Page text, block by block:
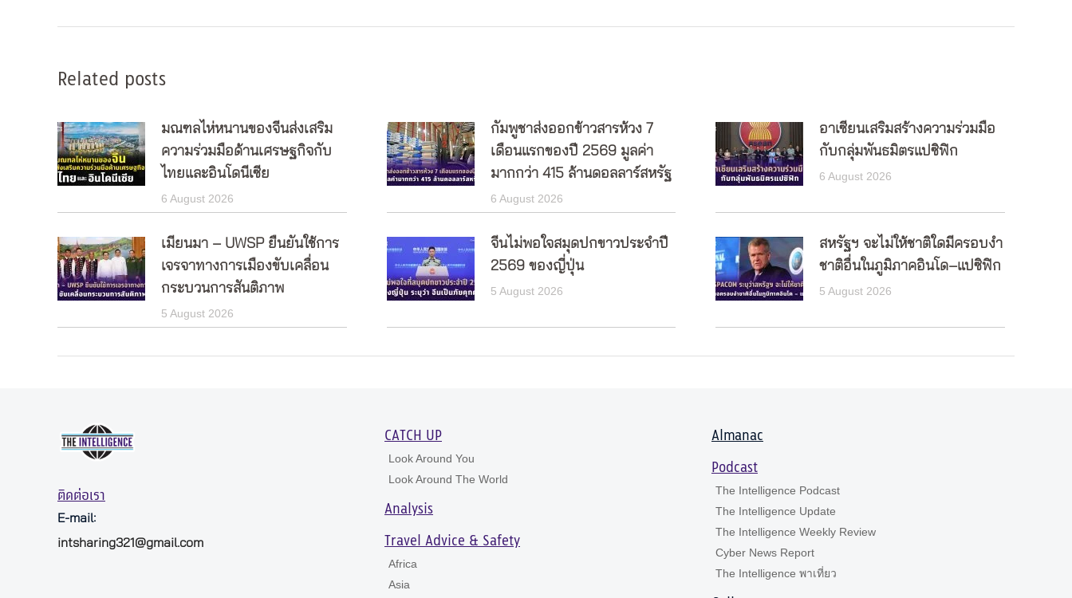
post:
Related posts
มณฑลไห่หนานของจีนส่งเสริม
ความร่วมมือด้านเศรษฐกิจกับ
ไทยและอินโดนีเซีย
6 August 2026
กัมพูชาส่งออกข้าวสารห้วง 7
เดือนแรกของปี 2569 มูลค่า
มากกว่า 415 ล้านดอลลาร์สหรัฐ
6 August 2026
อาเซียนเสริมสร้างความร่วมมือ
กับกลุ่มพันธมิตรแปซิฟิก
6 August 2026
เมียนมา – UWSP ยืนยันใช้การ
เจรจาทางการเมืองขับเคลื่อน
กระบวนการสันติภาพ
5 August 2026
จีนไม่พอใจสมุดปกขาวประจำปี
2569 ของญี่ปุ่น
5 August 2026
สหรัฐฯ จะไม่ให้ชาติใดมีครอบงำ
ชาติอื่นในภูมิภาคอินโด–แปซิฟิก
5 August 2026
ติดต่อเรา
E-mail:
intsharing321@gmail.com
CATCH UP
Look Around You
Look Around The World
Analysis
Travel Advice & Safety
Africa
Asia
Almanac
Podcast
The Intelligence Podcast
The Intelligence Update
The Intelligence Weekly Review
Cyber News Report
The Intelligence พาเที่ยว